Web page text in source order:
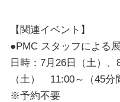
【関連イベント】
●PMC スタッフによる
日時：7月26日（土）
（土） 11:00～（45分
※予約不要